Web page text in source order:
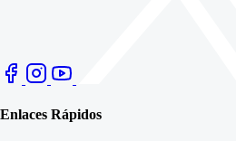
Enlaces Rápidos